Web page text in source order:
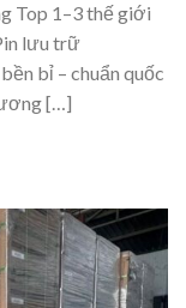
Top 1–3 thế giới
lưu trữ
bỉ – chuẩn quốc
[…]